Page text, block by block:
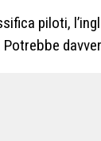
piloti,
Potrebbe